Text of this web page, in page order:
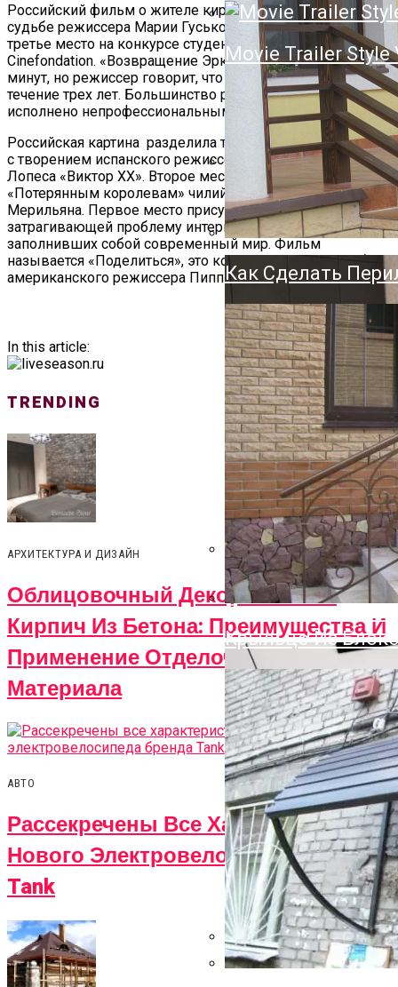
Держатель Для
Напольный,
Облицовочный
Преимущества И
Как Сделать
Крыльцо Из
Movie Trailer Style
Российский фильм о жителе киргизской глубинки и его
судьбе режиссера Марии Гуськовой завоевал приз за
третье место на конкурсе студенческих работ
Cinefondation. «Возвращение Эркина» длится всего 28
минут, но режиссер говорит, что съемки проходили в
течение трех лет. Большинство ролей в картине
исполнено непрофессиональными актерами.
Российская картина разделила третье место
с творением испанского режиссера Иана Гарридо
Лопеса «Виктор ХХ». Второе место в конкурсе досталось
«Потерянным королевам» чилийского режиссёра
Мерильяна. Первое место присудили картине,
затрагивающей проблему интернет-технологий,
заполнивших собой современный мир. Фильм
называется «Поделиться», это короткометражная работа
американского режиссера Пиппы Бьянко.
In this article:
TRENDING
АРХИТЕКТУРА И ДИЗАЙН
Облицовочный Декоративный
Кирпич Из Бетона: Преимущества И
Применение Отделочного
Материала
АВТО
Рассекречены Все Характеристики
Нового Электровелосипеда Бренда
Tank